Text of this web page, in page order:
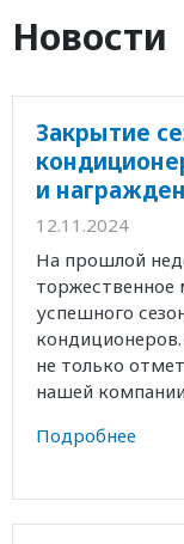
Новости
Закрытие
и
12.11.2024
На прошлой
успешного
не только
нашей
Подробнее